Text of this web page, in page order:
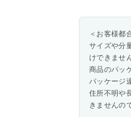
＜お客様都
サイズや分
けできませ
商品のパッ
パッケージ
住所不明や
きませんの